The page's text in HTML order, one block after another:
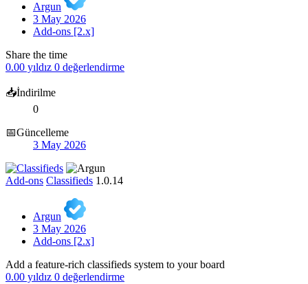
Argun
3 May 2026
Add-ons [2.x]
Share the time
0.00 yıldız 0 değerlendirme
📥İndirilme
0
📅Güncelleme
3 May 2026
Add-ons Classifieds 1.0.14
Argun
3 May 2026
Add-ons [2.x]
Add a feature-rich classifieds system to your board
0.00 yıldız 0 değerlendirme